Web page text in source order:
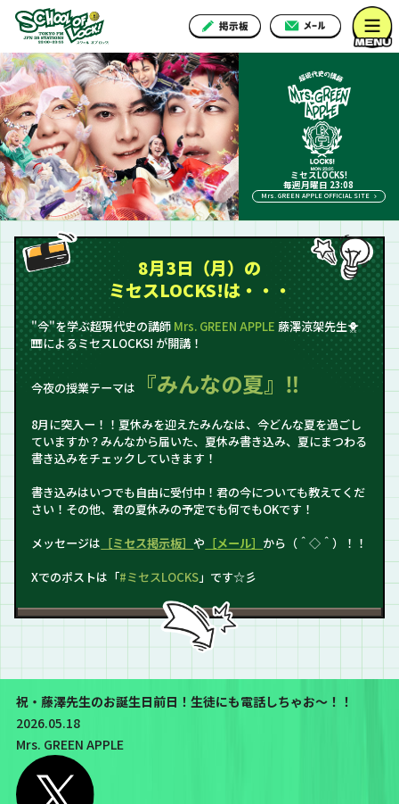
ミセスLOCKS!
毎週月曜日 23:08
Mrs. GREEN APPLE OFFICIAL SITE
8月3日（月）の
ミセスLOCKS!は・・・
"今"を学ぶ超現代史の講師 Mrs. GREEN APPLE 藤澤涼架先生🐥
🎹によるミセスLOCKS! が開講！
今夜の授業テーマは 『みんなの夏』‼
8月に突入ー！！夏休みを迎えたみんなは、今どんな夏を過ごし
ていますか？みんなから届いた、夏休み書き込み、夏にまつわる
書き込みをチェックしていきます！
書き込みはいつでも自由に受付中！君の今についても教えてくだ
さい！その他、君の夏休みの予定でも何でもOKです！
メッセージは ［ミセス掲示板］や ［メール］ から（＾◇＾）！！
Xでのポストは「#ミセスLOCKS」です☆彡
祝・藤澤先生のお誕生日前日！生徒にも電話しちゃお～！！
2026.05.18
Mrs. GREEN APPLE